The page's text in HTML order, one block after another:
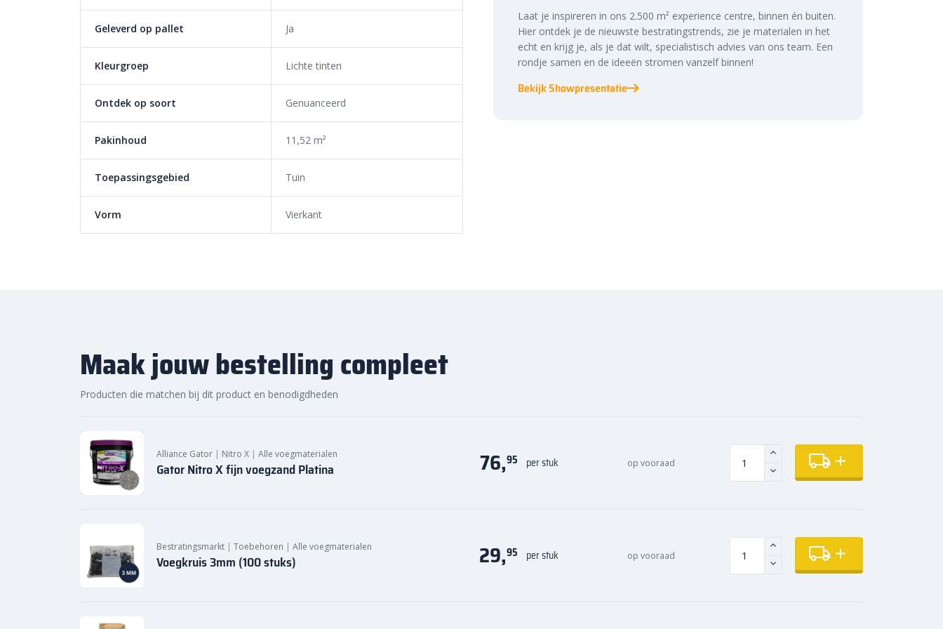
gebruiken kan je overal gemakkelijk dezelfde afstand aanhouden. Gebruik
bewegingen van de tegels op en voert water door naar de ondergrond.
Kantopsluiting in de vorm vanopsluitbandenvoorkomt verzakking en verschuiving
van de tegels. Zo blijft je terras of andere betegeling met Cerasun tegels van
keramiek op onderbeton jarenlang goed liggen.
Geleverd op pallet Ja
Kleurgroep Lichte tinten
Ontdek op soort Genuanceerd
Pakinhoud 11,52 m²
Toepassingsgebied Tuin
Vorm Vierkant
Laat je inspireren in ons 2.500 m² experience centre, binnen én buiten.
Hier ontdek je de nieuwste bestratingstrends, zie je materialen in het
echt en krijg je, als je dat wilt, specialistisch advies van ons team. Een
rondje samen en de ideeën stromen vanzelf binnen!
Bekijk Showpresentatie
Maak jouw bestelling compleet
Producten die matchen bij dit product en benodigdheden
Alliance Gator | Nitro X | Alle voegmaterialen
Gator Nitro X fijn voegzand Platina 76,95 per stuk op vooraad
Bestratingsmarkt | Toebehoren | Alle voegmaterialen
Voegkruis 3mm (100 stuks) 29,95 per stuk op vooraad